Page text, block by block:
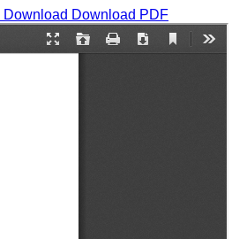
Download Download PDF